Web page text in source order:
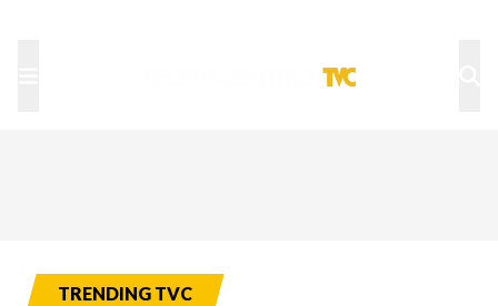
TRENDING TVC